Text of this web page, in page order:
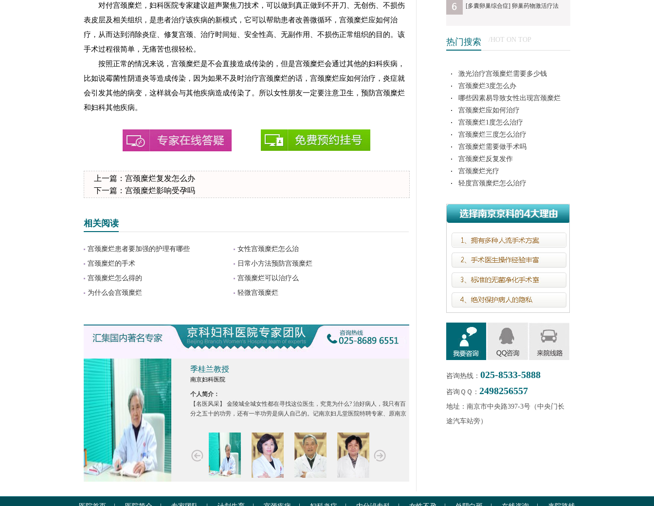
对付宫颈糜烂，妇科医院专家建议超声聚焦刀技术，可以做到真正做到不开刀、无创伤、不损伤
表皮层及相关组织，是患者治疗该疾病的新模式，它可以帮助患者改善微循环，宫颈糜烂应如何治
疗，从而达到消除炎症、修复宫颈、治疗时间短、安全性高、无副作用、不损伤正常组织的目的。该
手术过程很简单，无痛苦也很轻松。
按照正常的情况来说，宫颈糜烂是不会直接造成传染的，但是宫颈糜烂会通过其他的妇科疾病，
比如说霉菌性阴道炎等造成传染，因为如果不及时治疗宫颈糜烂的话，宫颈糜烂应如何治疗，炎症就
会引发其他的病变，这样就会与其他疾病造成传染了。所以女性朋友一定要注意卫生，预防宫颈糜烂
和妇科其他疾病。
上一篇： 宫颈糜烂复发怎么办
下一篇： 宫颈糜烂影响受孕吗
相关阅读
宫颈糜烂患者要加强的护理有哪些
女性宫颈糜烂怎么治
宫颈糜烂的手术
日常小方法预防宫颈糜烂
宫颈糜烂怎么得的
宫颈糜烂可以治疗么
为什么会宫颈糜烂
轻微宫颈糜烂
季桂兰教授
南京妇科医院
个人简介：
【名医风采】 金陵城全城女性都在寻找这位医生，究竟为什么? 治好病人，我只有百
分之五十的功劳，还有一半功劳是病人自己的。记南京妇儿堂医院特聘专家、原南京
[多囊卵巢综合症] 卵巢药物激活疗法
热门搜索 /HOT ON TOP
激光治疗宫颈糜烂需要多少钱
宫颈糜烂3度怎么办
哪些因素易导致女性出现宫颈糜烂
宫颈糜烂应如何治疗
宫颈糜烂1度怎么治疗
宫颈糜烂三度怎么治疗
宫颈糜烂需要做手术吗
宫颈糜烂反复发作
宫颈糜烂光疗
轻度宫颈糜烂怎么治疗
咨询热线： 025-8533-5888
咨询ＱＱ： 2498256557
地址：南京市中央路397-3号（中央门长
途汽车站旁）